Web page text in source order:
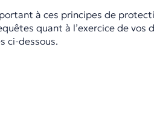
à ces principes de
quant à l’exercice de vos
ci-dessous.